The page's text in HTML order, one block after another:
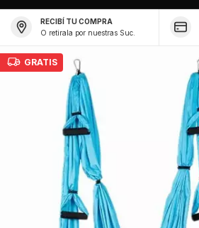
RECIBÍ TU COMPRA
O retirala por nuestras Suc.
GRATIS